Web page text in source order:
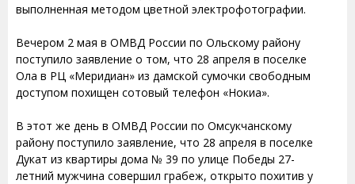
выполненная методом цветной электрофотографии.
Вечером 2 мая в ОМВД России по Ольскому району
поступило заявление о том, что 28 апреля в поселке
Ола в РЦ «Меридиан» из дамской сумочки свободным
доступом похищен сотовый телефон «Нокиа».
В этот же день в ОМВД России по Омсукчанскому
району поступило заявление, что 28 апреля в поселке
Дукат из квартиры дома № 39 по улице Победы 27-
летний мужчина совершил грабеж, открыто похитив у